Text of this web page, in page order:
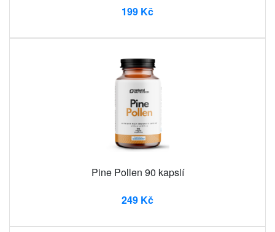
199 Kč
Pine Pollen 90 kapslí
249 Kč